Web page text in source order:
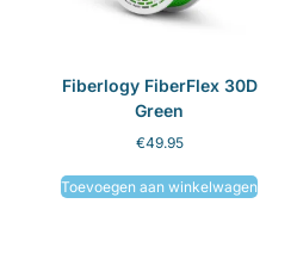
Fiberlogy FiberFlex 30D
Green
€49.95
Toevoegen aan winkelwagen